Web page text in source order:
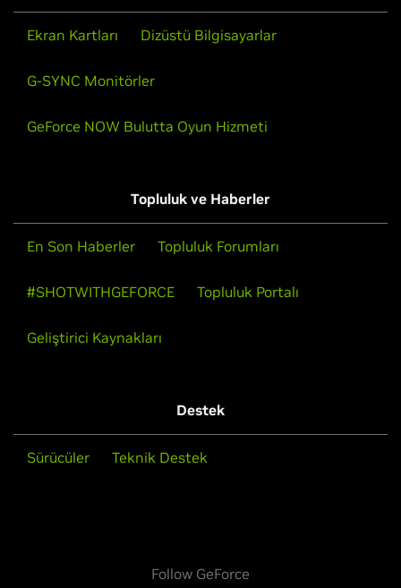
Ekran Kartları Dizüstü Bilgisayarlar
G-SYNC Monitörler
GeForce NOW Bulutta Oyun Hizmeti
Topluluk ve Haberler
En Son Haberler Topluluk Forumları
#SHOTWITHGEFORCE Topluluk Portalı
Geliştirici Kaynakları
Destek
Sürücüler Teknik Destek
Follow GeForce